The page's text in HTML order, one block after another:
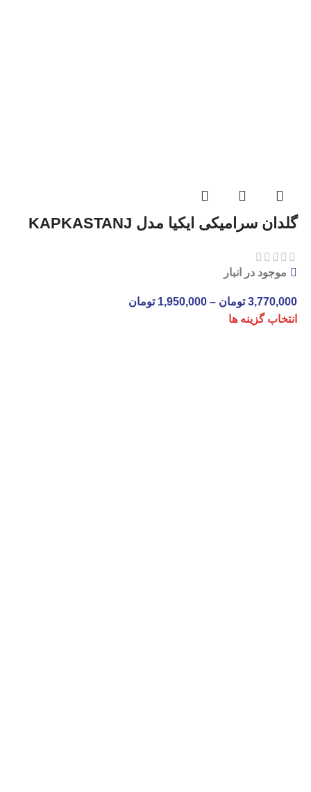
گلدان سرامیکی ایکیا مدل KAPKASTANJ
موجود در انبار
3,770,000 تومان –
1,950,000 تومان
انتخاب گزینه ها